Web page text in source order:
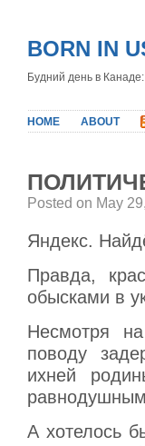
BORN IN
Будний день в
HOME ABOUT
Posted on May
Яндекс.
Правда,
обысками в
Несмотря
поводу
ихней
А хотелось